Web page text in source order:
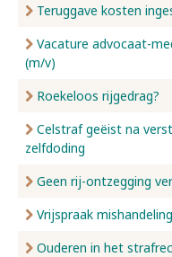
Teruggave kosten
Vacature advocaat-
(m/v)
Roekeloos rijgedrag?
Celstraf geëist na
zelfdoding
Geen rij-ontzegging
Vrijspraak
Ouderen in het